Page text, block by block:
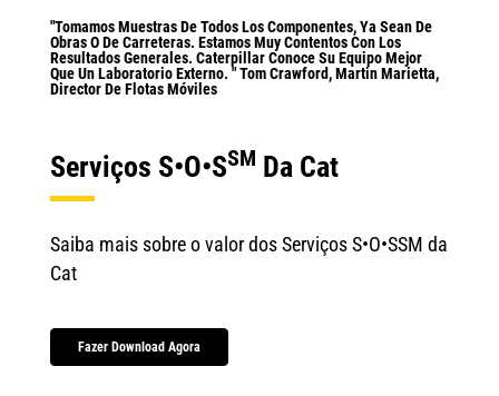
"Tomamos Muestras De Todos Los Componentes, Ya Sean De
Obras O De Carreteras. Estamos Muy Contentos Con Los
Resultados Generales. Caterpillar Conoce Su Equipo Mejor
Que Un Laboratorio Externo. " Tom Crawford, Martin Marietta,
Director De Flotas Móviles
Serviços S•O•SSM Da Cat
Saiba mais sobre o valor dos Serviços S•O•SSM da
Cat
Fazer Download Agora